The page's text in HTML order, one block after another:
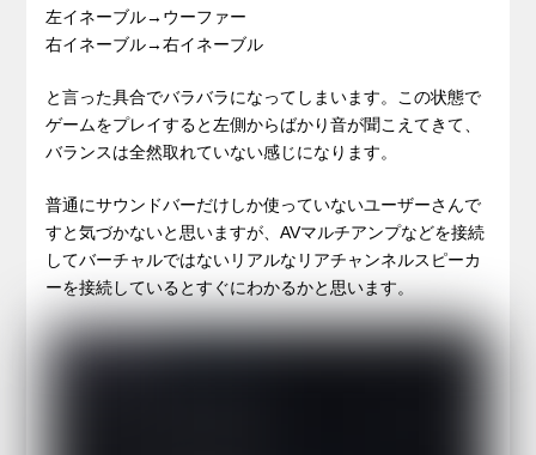
左イネーブル→ウーファー
右イネーブル→右イネーブル
と言った具合でバラバラになってしまいます。この状態で
ゲームをプレイすると左側からばかり音が聞こえてきて、
バランスは全然取れていない感じになります。
普通にサウンドバーだけしか使っていないユーザーさんで
すと気づかないと思いますが、AVマルチアンプなどを接続
してバーチャルではないリアルなリアチャンネルスピーカ
ーを接続しているとすぐにわかるかと思います。